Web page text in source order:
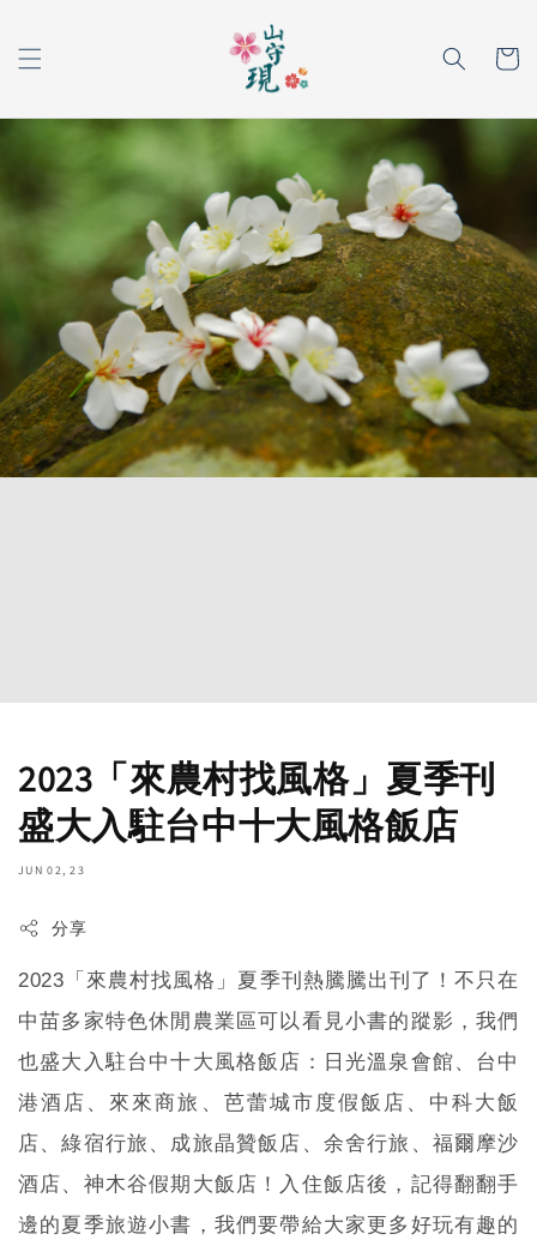
2023「來農村找風格」夏季刊
盛大入駐台中十大風格飯店
JUN 02, 23
分享
2023 「來農村找風格」夏季刊熱騰騰出刊了！不只在
中苗多家特色休閒農業區可以看見小書的蹤影，我們
也盛大入駐台中十大風格飯店：日光溫泉會館、台中
港酒店、來來商旅、芭蕾城市度假飯店、中科大飯
店、綠宿行旅、成旅晶贊飯店、余舍行旅、福爾摩沙
酒店、神木谷假期大飯店！入住飯店後，記得翻翻手
邊的夏季旅遊小書，我們要帶給大家更多好玩有趣的